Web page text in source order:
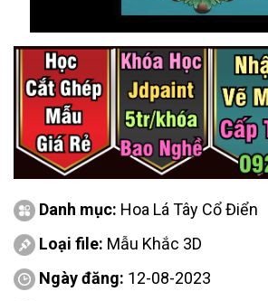
Danh mục: Hoa Lá Tây Cổ Điển
Loại file: Mẫu Khắc 3D
Ngày đăng: 12-08-2023